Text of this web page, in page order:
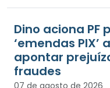
Dino aciona PF
‘emendas PIX’
apontar
fraudes